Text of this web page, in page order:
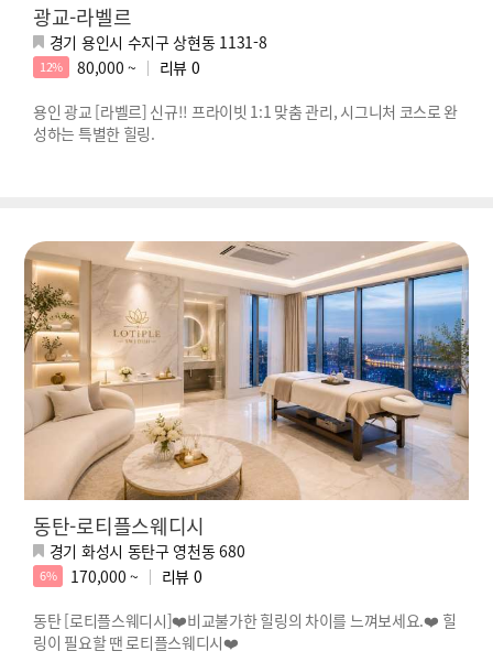
광교-라벨르
경기 용인시 수지구 상현동 1131-8
12% 80,000 ~ 리뷰 0
용인 광교 [라벨르] 신규!! 프라이빗 1:1 맞춤 관리, 시그니처 코스로 완
성하는 특별한 힐링.
동탄-로티플스웨디시
경기 화성시 동탄구 영천동 680
6% 170,000 ~ 리뷰 0
동탄 [로티플스웨디시]❤️비교불가한 힐링의 차이를 느껴보세요.❤️ 힐
링이 필요할 땐 로티플스웨디시❤️